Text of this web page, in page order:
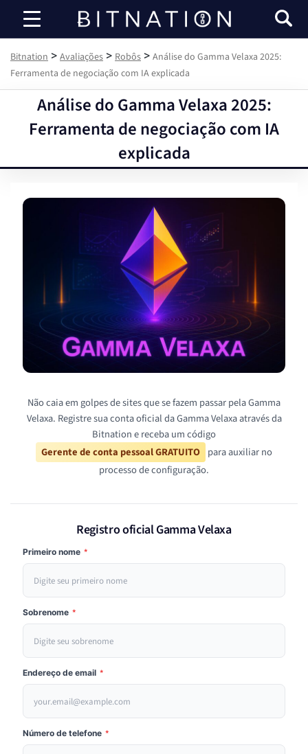
Bitnation
Bitnation > Avaliações > Robôs > Análise do Gamma Velaxa 2025:
Ferramenta de negociação com IA explicada
Análise do Gamma Velaxa 2025:
Ferramenta de negociação com IA
explicada
Não caia em golpes de sites que se fazem passar pela Gamma
Velaxa. Registre sua conta oficial da Gamma Velaxa através da
Bitnation e receba um código
Gerente de conta pessoal GRATUITO para auxiliar no
processo de configuração.
Registro oficial Gamma Velaxa
Primeiro nome *
Sobrenome *
Endereço de email *
Número de telefone *